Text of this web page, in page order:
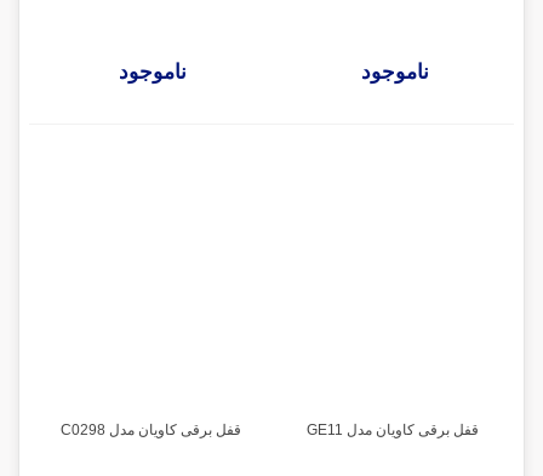
ناموجود ناموجود
قفل برقی کاویان مدل GE11 قفل برقی کاویان مدل C0298